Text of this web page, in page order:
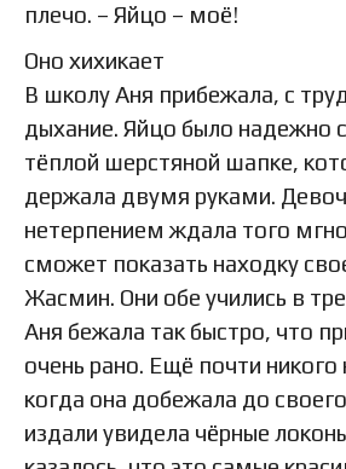
плечо. – Яйцо – моё!
Оно хихикает
В школу Аня прибежала, с
дыхание. Яйцо было надежно
тёплой шерстяной шапке,
держала двумя руками.
нетерпением ждала того
сможет показать находку
Жасмин. Они обе учились в
Аня бежала так быстро, что
очень рано. Ещё почти
когда она добежала до
издали увидела чёрные